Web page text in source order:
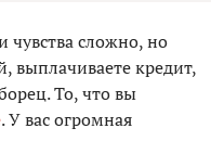
чувства сложно, но
выплачиваете кредит,
То, что вы
. У вас огромная